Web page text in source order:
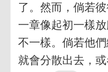
了。然而，倘若
一章像起初一樣
不一樣。倘若他
就會分散出去，